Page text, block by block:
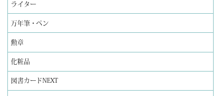
ライター
万年筆・ペン
勲章
化粧品
図書カードNEXT